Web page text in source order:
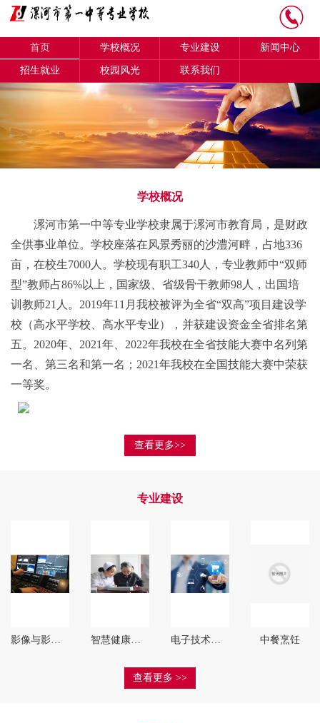
首页 学校概况 专业建设 新闻中心
招生就业 校园风光 联系我们
学校概况
漯河市第一中等专业学校隶属于漯河市教育局，是财政
全供事业单位。学校座落在风景秀丽的沙澧河畔，占地336
亩，在校生7000人。学校现有职工340人，专业教师中“双师
型”教师占86%以上，国家级、省级骨干教师98人，出国培
训教师21人。2019年11月我校被评为全省“双高”项目建设学
校（高水平学校、高水平专业），并获建设资金全省排名第
五。2020年、2021年、2022年我校在全省技能大赛中名列第
一名、第三名和第一名；2021年我校在全国技能大赛中荣获
一等奖。
查看更多>>
专业建设
影像与影视技术 智慧健康养老服务 电子技术应用 中餐烹饪
查看更多 >>